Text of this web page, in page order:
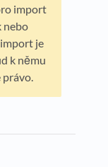
import
nebo
je
k němu